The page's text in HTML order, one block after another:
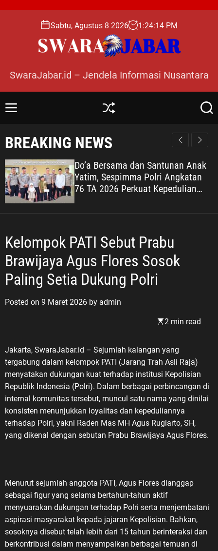
o
Sabtu, Agustus 8 2026 1 :24:16 PM
SwaraJabar.id – Jendela Informasi Nusantara
M
u
S
ff
S
r
h
BREAKING NEWS
Do’a Bersama dan Santunan Anak
Yatim, Sespimma Polri Angkatan
76 TA 2026 Perkuat Kepedulian
Sosial
Kelompok PATI Sebut Prabu
Brawijaya Agus Flores Sosok
Paling Setia Dukung Polri
Posted on 9 Maret 2026 by admin
2 min read
Jakarta, SwaraJabar.id – Sejumlah kalangan yang
tergabung dalam kelompok PATI (Jarang Trah Asli Raja)
menyatakan dukungan kuat terhadap institusi Kepolisian
Republik Indonesia (Polri). Dalam berbagai perbincangan di
internal komunitas tersebut, muncul satu nama yang dinilai
konsisten menunjukkan loyalitas dan kepeduliannya
terhadap Polri, yakni Raden Mas MH Agus Rugiarto, SH,
yang dikenal dengan sebutan Prabu Brawijaya Agus Flores.
Menurut sejumlah anggota PATI, Agus Flores dianggap
sebagai figur yang selama bertahun-tahun aktif
menyuarakan dukungan terhadap Polri serta menjembatani
aspirasi masyarakat kepada jajaran Kepolisian. Bahkan,
sosoknya disebut telah lebih dari 15 tahun berinteraksi dan
berkontribusi dalam menyampaikan berbagai temuan di